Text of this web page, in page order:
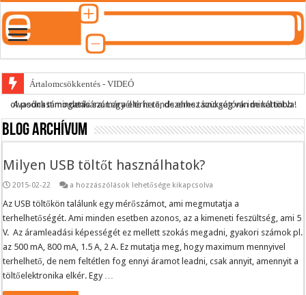
Ártalomcsökkentés - VIDEÓ
E-cigi használati szokások 2.0
Android Podcast alkalmazás letöltése
A podcast mindenki számára elérhető, de ehhez szükség van minél több olvasónk támogatására.Legyél te is rendszeres támogatónk ide kattintva!
Blog archívum
Milyen USB töltőt használhatok?
2015-02-22
Milyen
töltőt
használhatok?
bejegyzéshez
a hozzászólások lehetősége kikapcsolva
Az USB töltőkön találunk egy mérőszámot, ami megmutatja a
terhelhetőségét. Ami minden esetben azonos, az a kimeneti feszültség, ami 5
V. Az áramleadási képességét ez mellett szokás megadni, gyakori számok pl.
az 500 mA, 800 mA, 1.5 A, 2 A. Ez mutatja meg, hogy maximum mennyivel
terhelhető, de nem feltétlen fog ennyi áramot leadni, csak annyit, amennyit a
töltőelektronika elkér. Egy …